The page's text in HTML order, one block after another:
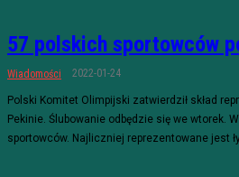
57 polskich sportowców
Wiadomości 2022-01-24
Polski Komitet Olimpijski zatwierdził skład
Pekinie. Ślubowanie odbędzie się we wtorek.
sportowców. Najliczniej reprezentowane jest